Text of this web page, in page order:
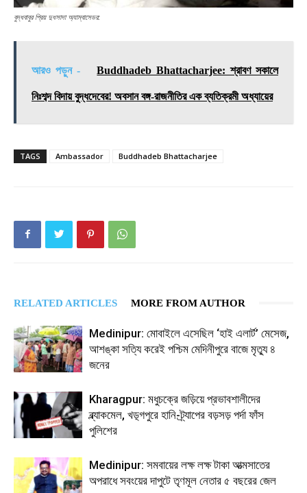
বুদ্ধবাবুর প্রিয় দুধসাদা অ্যাম্বাসেডর:
আরও পড়ুন - Buddhadeb Bhattacharjee: শ্রাবণ সকালে
নিঃশব্দ বিদায় বুদ্ধদেবের! অবসান বঙ্গ-রাজনীতির এক ব্যতিক্রমী অধ্যায়ের
TAGS Ambassador Buddhadeb Bhattacharjee
RELATED ARTICLES MORE FROM AUTHOR
Medinipur: মোবাইলে এসেছিল ‘হাই এলার্ট’ মেসেজ,
আশঙ্কা সত্যি করেই পশ্চিম মেদিনীপুরে বাজে মৃত্যু ৪
জনের
Kharagpur: মধুচক্রে জড়িয়ে প্রভাবশালীদের
ব্ল্যাকমেল, খড়্গপুরে হানি-ট্র্যাপের বড়সড় পর্দা ফাঁস
পুলিশের
Medinipur: সমবায়ের লক্ষ লক্ষ টাকা আত্মসাতের
অপরাধে সবংয়ের দাপুটে তৃণমূল নেতার ৫ বছরের জেল